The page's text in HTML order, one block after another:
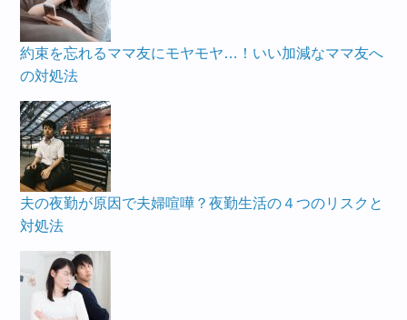
約束を忘れるママ友にモヤモヤ…！いい加減なママ友へ
の対処法
夫の夜勤が原因で夫婦喧嘩？夜勤生活の４つのリスクと
対処法